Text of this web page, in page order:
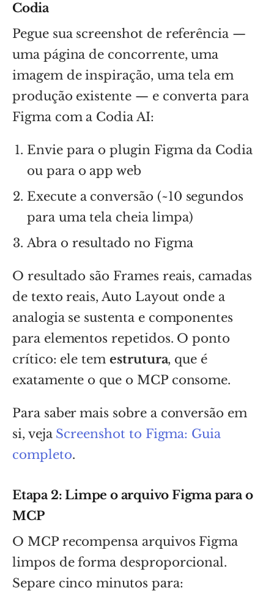
Codia
Pegue sua screenshot de referência —
uma página de concorrente, uma
imagem de inspiração, uma tela em
produção existente — e converta para
Figma com a Codia AI:
Envie para o plugin Figma da Codia
ou para o app web
Execute a conversão (~10 segundos
para uma tela cheia limpa)
Abra o resultado no Figma
O resultado são Frames reais, camadas
de texto reais, Auto Layout onde a
analogia se sustenta e componentes
para elementos repetidos. O ponto
crítico: ele tem estrutura, que é
exatamente o que o MCP consome.
Para saber mais sobre a conversão em
si, veja Screenshot to Figma: Guia
completo.
Etapa 2: Limpe o arquivo Figma para o
MCP
O MCP recompensa arquivos Figma
limpos de forma desproporcional.
Separe cinco minutos para: